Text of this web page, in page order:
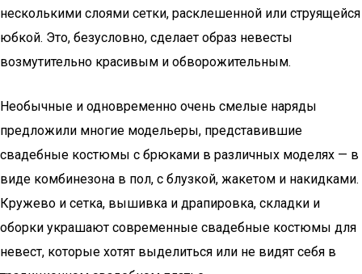
несколькими слоями сетки, расклешенной или струящейся
юбкой. Это, безусловно, сделает образ невесты
возмутительно красивым и обворожительным.
Необычные и одновременно очень смелые наряды
предложили многие модельеры, представившие
свадебные костюмы с брюками в различных моделях — в
виде комбинезона в пол, с блузкой, жакетом и накидками.
Кружево и сетка, вышивка и драпировка, складки и
оборки украшают современные свадебные костюмы для
невест, которые хотят выделиться или не видят себя в